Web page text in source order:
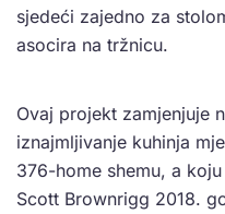
sjedeći zajedno za
asocira na tržnicu.
Ovaj projekt zamjenjuje
iznajmljivanje kuhinja
376-home shemu, a
Scott Brownrigg 2018.